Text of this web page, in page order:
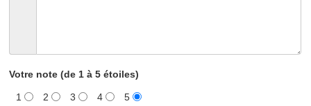
Votre note (de 1 à 5 étoiles)
1 2 3 4 5